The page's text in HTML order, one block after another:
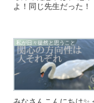
よ！同じ先生だった！
私が日々徒然と思うこと